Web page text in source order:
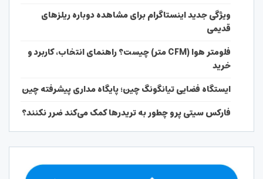
ویژگی جدید اینستاگرام برای مشاهده دوباره ریلزهای
قدیمی
فلومتر هوا (CFM متر) چیست؟ راهنمای انتخاب، کاربرد و
خرید
ایستگاه فضایی تیانگونگ چین؛ پایگاه مداری پیشرفته چین
فارکس سیتی پرو چطور به تریدرها کمک می‌کند ضرر نکنند؟